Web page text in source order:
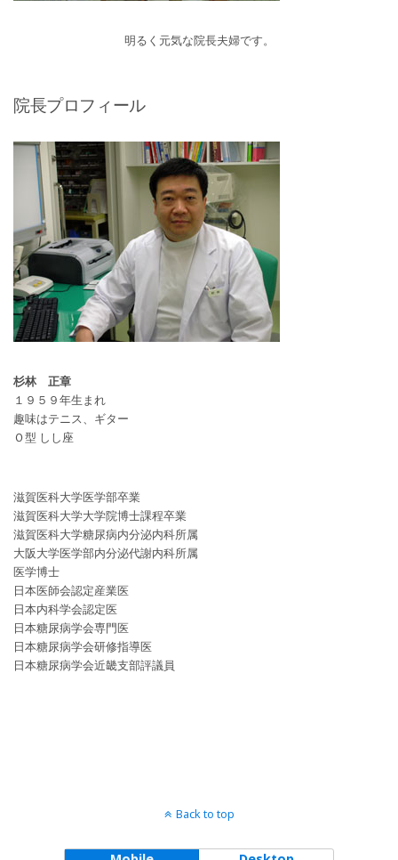
明るく元気な院長夫婦です。
院長プロフィール
杉林 正章
１９５９年生まれ
趣味はテニス、ギター
Ｏ型 しし座
滋賀医科大学医学部卒業
滋賀医科大学大学院博士課程卒業
滋賀医科大学糖尿病内分泌内科所属
大阪大学医学部内分泌代謝内科所属
医学博士
日本医師会認定産業医
日本内科学会認定医
日本糖尿病学会専門医
日本糖尿病学会研修指導医
日本糖尿病学会近畿支部評議員
Back to top